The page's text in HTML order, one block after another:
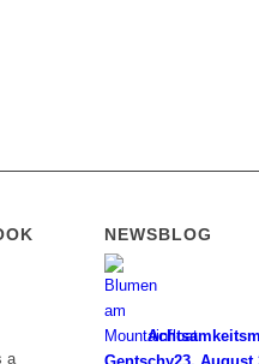
a
NEWSBLOG